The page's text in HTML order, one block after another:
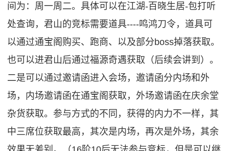
间为：周一周二。具体可以在江湖-百晓生居-包打听
处查询，君山的竞标需要道具----鸣鸿刀令，道具可
以通过通宝阁购买、跑商、以及部分boss掉落获取。
也可以进君山后通过福源奇遇获取（后续会讲到）。
二是可以通过邀请函进入会场，邀请函分内场和外
场，内场邀请函在通宝阁获取，外场邀请函在庆余堂
杂货获取。参与方式的不同，获得的内力不一样，其
中三席位获取最高，其次是内场，再次是外场，其余